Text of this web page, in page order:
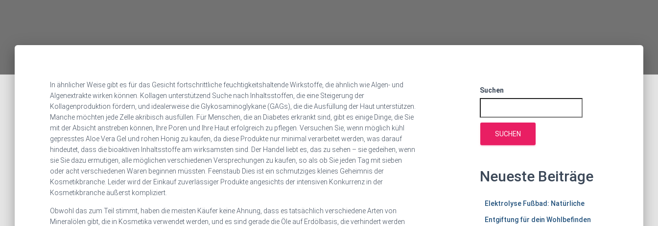
In ähnlicher Weise gibt es für das Gesicht fortschrittliche feuchtigkeitshaltende Wirkstoffe, die ähnlich wie Algen- und
Algenextrakte wirken können. Kollagen unterstützend Suche nach Inhaltsstoffen, die eine Steigerung der
Kollagenproduktion fördern, und idealerweise die Glykosaminoglykane (GAGs), die die Ausfüllung der Haut unterstützen.
Manche möchten jede Zelle akribisch ausfüllen. Für Menschen, die an Diabetes erkrankt sind, gibt es einige Dinge, die Sie
mit der Absicht anstreben können, Ihre Poren und Ihre Haut erfolgreich zu pflegen. Versuchen Sie, wenn möglich kühl
gepresstes Aloe Vera Gel und rohen Honig zu kaufen, da diese Produkte nur minimal verarbeitet werden, was darauf
hindeutet, dass die bioaktiven Inhaltsstoffe am wirksamsten sind. Der Handel liebt es, das zu sehen – sie gedeihen, wenn
sie Sie dazu ermutigen, alle möglichen verschiedenen Versprechungen zu kaufen, so als ob Sie jeden Tag mit sieben
oder acht verschiedenen Waren beginnen müssten. Feenstaub Dies ist ein schmutziges kleines Geheimnis der
Kosmetikbranche. Leider wird der Einkauf zuverlässiger Produkte angesichts der intensiven Konkurrenz in der
Kosmetikbranche äußerst kompliziert.
Obwohl das zum Teil stimmt, haben die meisten Käufer keine Ahnung, dass es tatsächlich verschiedene Arten von
Mineralölen gibt, die in Kosmetika verwendet werden, und es sind gerade die Öle auf Erdölbasis, die verhindert werden
Suchen
SUCHEN
Neueste Beiträge
Elektrolyse Fußbad: Natürliche
Entgiftung für dein Wohlbefinden